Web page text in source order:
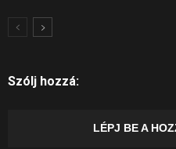
Szólj hozzá:
LÉPJ BE A